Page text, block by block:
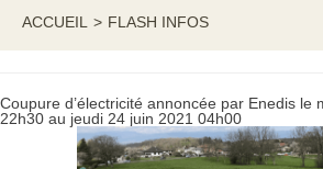
ACCUEIL > FLASH INFOS
Coupure d’électricité annoncée par Enedis le
22h30 au jeudi 24 juin 2021 04h00